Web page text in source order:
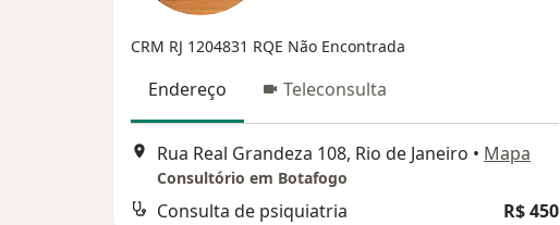
CRM RJ 1204831 RQE Não Encontrada
Endereço Teleconsulta
Rua Real Grandeza 108, Rio de Janeiro • Mapa
Consultório em Botafogo
Consulta de psiquiatria R$ 450